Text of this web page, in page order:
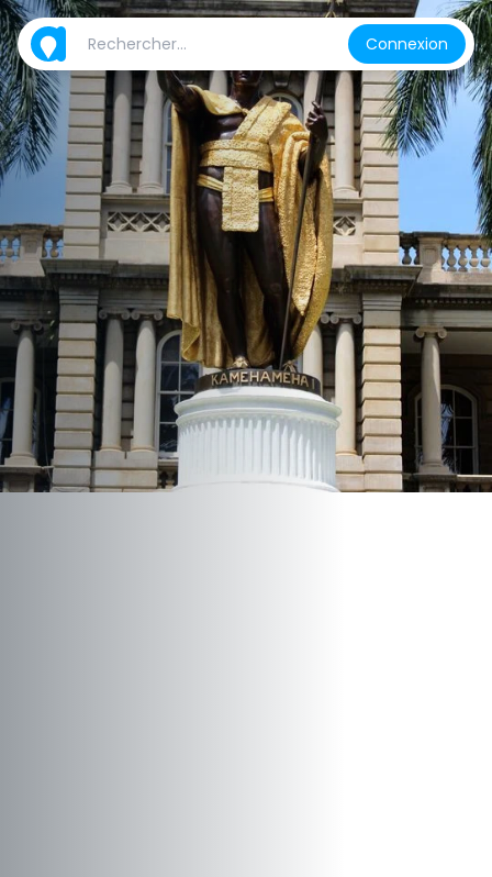
Connexion